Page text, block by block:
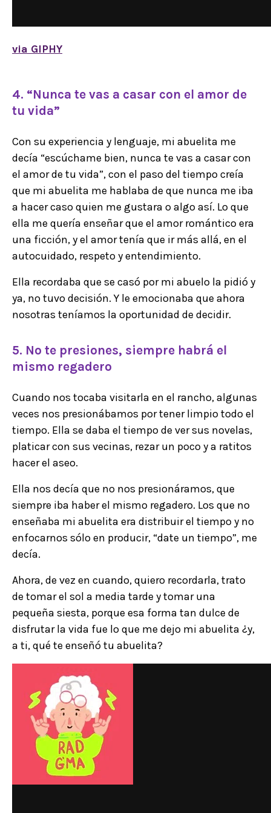
via GIPHY
4. “Nunca te vas a casar con el amor de
tu vida”
Con su experiencia y lenguaje, mi abuelita me
decía “escúchame bien, nunca te vas a casar con
el amor de tu vida”, con el paso del tiempo creía
que mi abuelita me hablaba de que nunca me iba
a hacer caso quien me gustara o algo así. Lo que
ella me quería enseñar que el amor romántico era
una ficción, y el amor tenía que ir más allá, en el
autocuidado, respeto y entendimiento.
Ella recordaba que se casó por mi abuelo la pidió y
ya, no tuvo decisión. Y le emocionaba que ahora
nosotras teníamos la oportunidad de decidir.
5. No te presiones, siempre habrá el
mismo regadero
Cuando nos tocaba visitarla en el rancho, algunas
veces nos presionábamos por tener limpio todo el
tiempo. Ella se daba el tiempo de ver sus novelas,
platicar con sus vecinas, rezar un poco y a ratitos
hacer el aseo.
Ella nos decía que no nos presionáramos, que
siempre iba haber el mismo regadero. Los que no
enseñaba mi abuelita era distribuir el tiempo y no
enfocarnos sólo en producir, “date un tiempo”, me
decía.
Ahora, de vez en cuando, quiero recordarla, trato
de tomar el sol a media tarde y tomar una
pequeña siesta, porque esa forma tan dulce de
disfrutar la vida fue lo que me dejo mi abuelita ¿y,
a ti, qué te enseñó tu abuelita?